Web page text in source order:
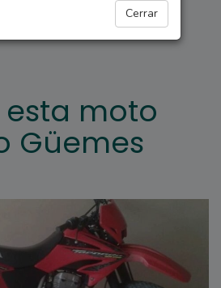
Cerrar
moto
Güemes